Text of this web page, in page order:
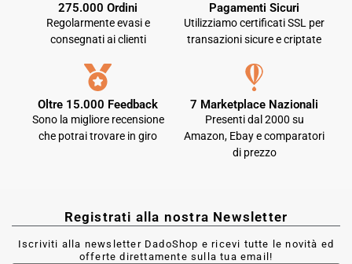
275.000 Ordini
Regolarmente evasi e
consegnati ai clienti
Pagamenti Sicuri
Utilizziamo certificati SSL per
transazioni sicure e criptate
Oltre 15.000 Feedback
Sono la migliore recensione
che potrai trovare in giro
7 Marketplace Nazionali
Presenti dal 2000 su
Amazon, Ebay e comparatori
di prezzo
Registrati alla nostra Newsletter
Iscriviti alla newsletter DadoShop e ricevi tutte le novità ed
offerte direttamente sulla tua email!